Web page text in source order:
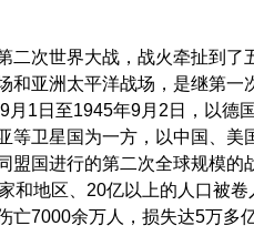
二次世界大战，战火牵扯到了
和亚洲太平洋战场，是继第一
月1日至1945年9月2日，以德
等卫星国为一方，以中国、美
盟国进行的第二次全球规模的
和地区、20亿以上的人口被
亡7000余万人，损失达5万多